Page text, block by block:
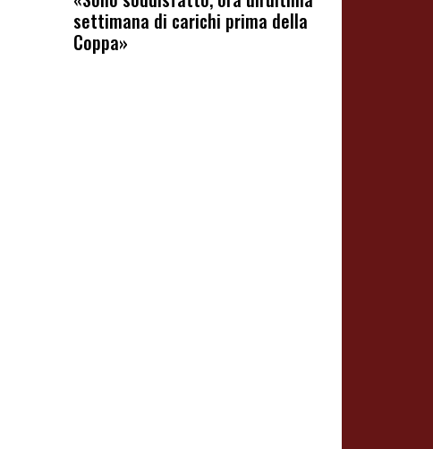
settimana di carichi prima della
Coppa»